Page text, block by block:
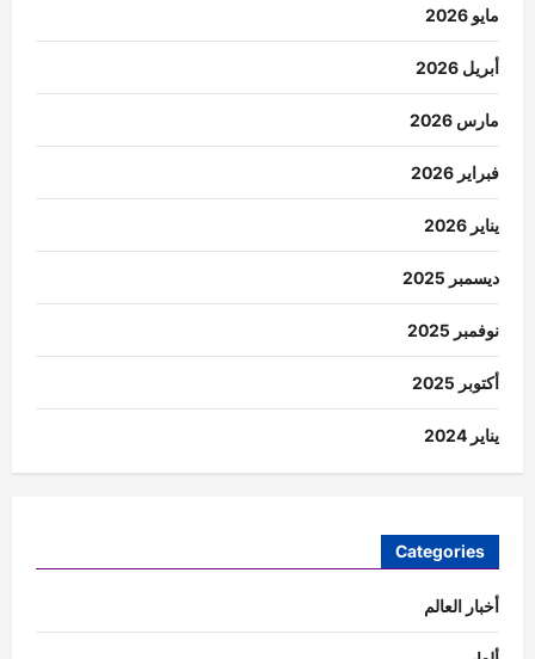
مايو 2026
أبريل 2026
مارس 2026
فبراير 2026
يناير 2026
ديسمبر 2025
نوفمبر 2025
أكتوبر 2025
يناير 2024
Categories
أخبار العالم